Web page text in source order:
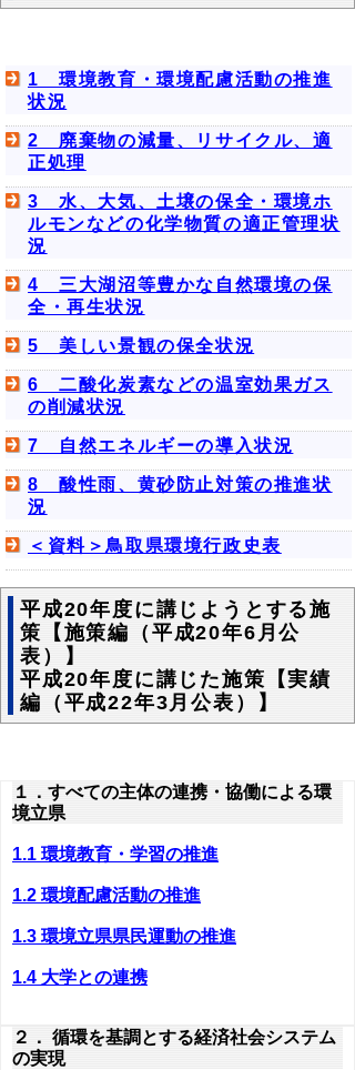
1 環境教育・環境配慮活動の推進
状況
2 廃棄物の減量、リサイクル、適
正処理
3 水、大気、土壌の保全・環境ホ
ルモンなどの化学物質の適正管理状
況
4 三大湖沼等豊かな自然環境の保
全・再生状況
5 美しい景観の保全状況
6 二酸化炭素などの温室効果ガス
の削減状況
7 自然エネルギーの導入状況
8 酸性雨、黄砂防止対策の推進状
況
＜資料＞鳥取県環境行政史表
平成20年度に講じようとする施
策【施策編（平成20年6月公
表）】
平成20年度に講じた施策【実績
編（平成22年3月公表）】
１．すべての主体の連携・協働による環
境立県
1.1 環境教育・学習の推進
1.2 環境配慮活動の推進
1.3 環境立県県民運動の推進
1.4 大学との連携
２． 循環を基調とする経済社会システム
の実現